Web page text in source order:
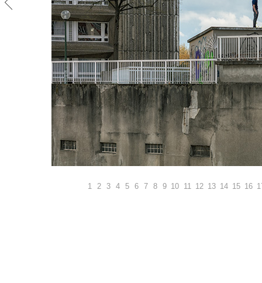
1 2 3 4 5 6 7 8 9 10 11 12 13 14 15 16